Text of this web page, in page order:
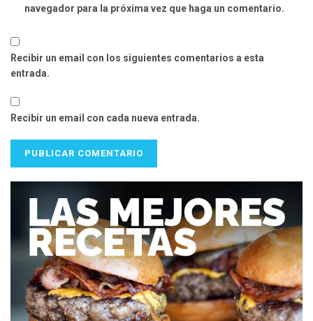
navegador para la próxima vez que haga un comentario.
Recibir un email con los siguientes comentarios a esta
entrada.
Recibir un email con cada nueva entrada.